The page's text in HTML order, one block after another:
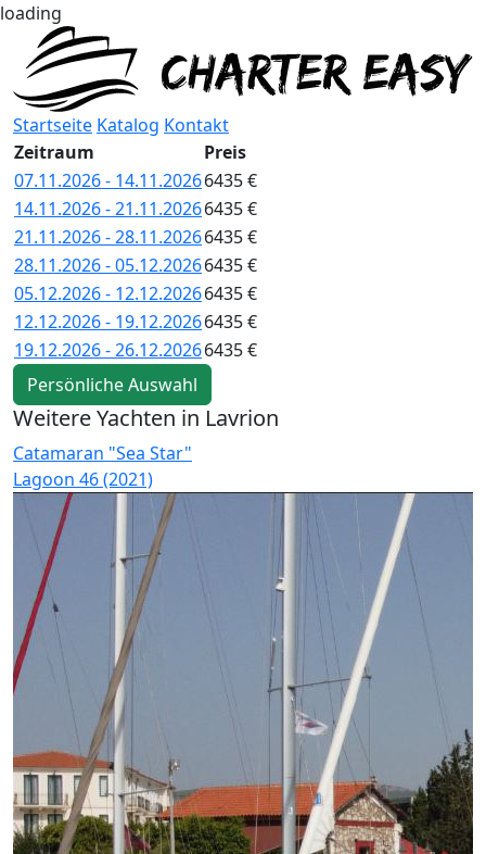
loading
Startseite Katalog Kontakt
Zeitraum
Preis
07.11.2026 - 14.11.20266435 €
14.11.2026 - 21.11.20266435 €
21.11.2026 - 28.11.20266435 €
28.11.2026 - 05.12.20266435 €
05.12.2026 - 12.12.20266435 €
12.12.2026 - 19.12.20266435 €
19.12.2026 - 26.12.20266435 €
Persönliche Auswahl
Weitere Yachten in Lavrion
Catamaran "Sea Star"
Lagoon 46 (2021)